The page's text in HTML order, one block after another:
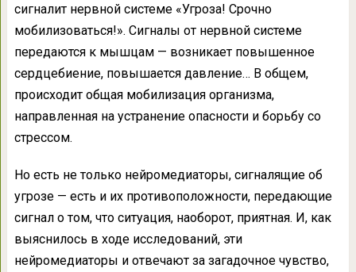
сигналит нервной системе «Угроза! Срочно
мобилизоваться!». Сигналы от нервной системе
передаются к мышцам — возникает повышенное
сердцебиение, повышается давление… В общем,
происходит общая мобилизация организма,
направленная на устранение опасности и борьбу со
стрессом.
Но есть не только нейромедиаторы, сигналящие об
угрозе — есть и их противоположности, передающие
сигнал о том, что ситуация, наоборот, приятная. И, как
выяснилось в ходе исследований, эти
нейромедиаторы и отвечают за загадочное чувство,